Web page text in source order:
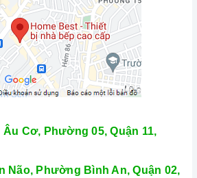
Âu Cơ, Phường 05, Quận 11,
Não, Phường Bình An, Quận 02,